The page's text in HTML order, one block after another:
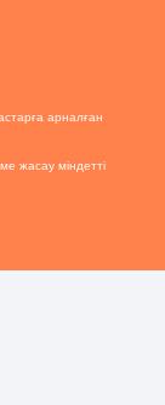
арналған
жасау міндетті